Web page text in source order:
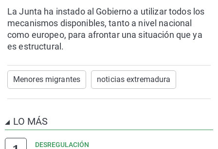
La Junta ha instado al Gobierno a utilizar todos los
mecanismos disponibles, tanto a nivel nacional
como europeo, para afrontar una situación que ya
es estructural.
Menores migrantes noticias extremadura
LO MÁS
DESREGULACIÓN